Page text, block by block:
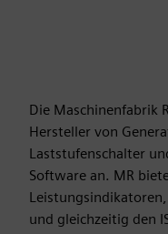
Die Maschinenfabrik
Hersteller von
Laststufenschalter
Software an. MR
und gleichzeitig den